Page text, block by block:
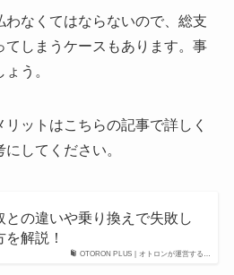
わなくてはならないので、総支
てしまうケースもあります。事
う。
ットはこちらの記事で詳しく
してください。
OTORON PLUS | オトロンが運営する…
の違いや乗り換えで失敗し
解説！